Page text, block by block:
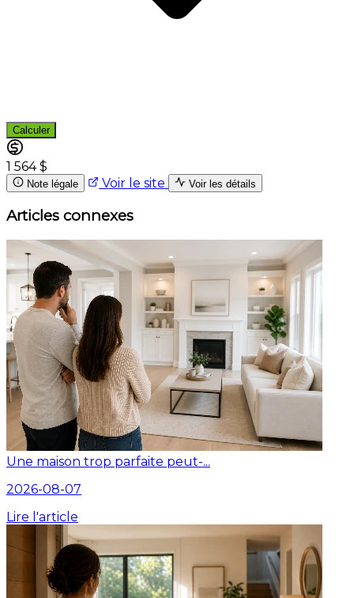
Calculer
1 564 $
Note légale Voir le site Voir les détails
Articles connexes
Une maison trop parfaite peut-...
2026-08-07
Lire l'article